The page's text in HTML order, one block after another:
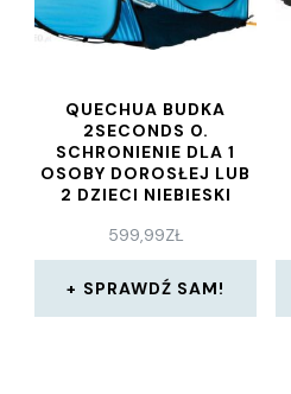
QUECHUA BUDKA
2SECONDS 0.
SCHRONIENIE DLA 1
OSOBY DOROSŁEJ LUB
2 DZIECI NIEBIESKI
599,99ZŁ
SPRAWDŹ SAM!